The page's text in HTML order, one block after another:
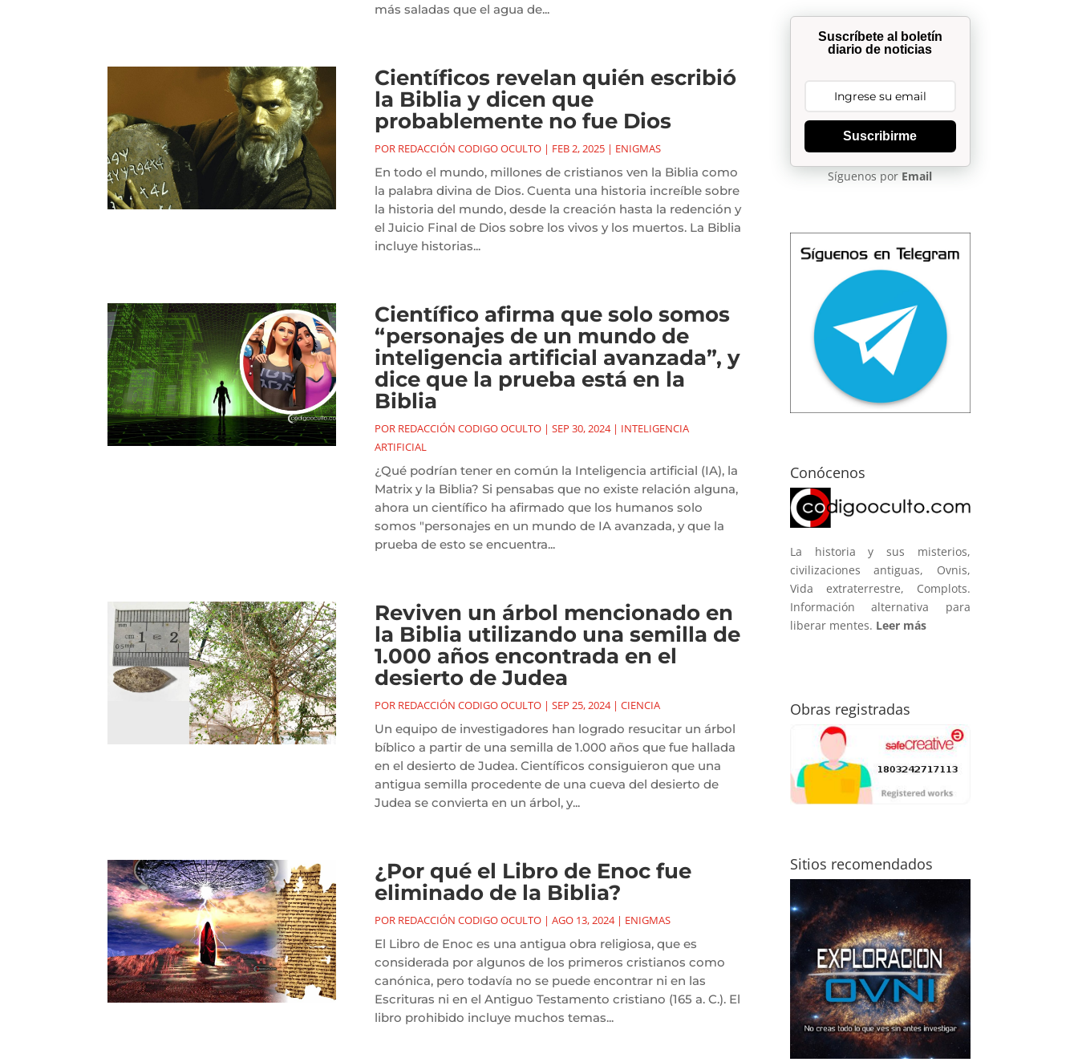
más saladas que el agua de...
Científicos revelan quién escribió
la Biblia y dicen que
probablemente no fue Dios
POR REDACCIÓN CODIGO OCULTO| FEB 2, 2025| ENIGMAS
En todo el mundo, millones de cristianos ven la Biblia como
la palabra divina de Dios. Cuenta una historia increíble sobre
la historia del mundo, desde la creación hasta la redención y
el Juicio Final de Dios sobre los vivos y los muertos. La Biblia
incluye historias...
Científico afirma que solo somos
“personajes de un mundo de
inteligencia artificial avanzada”, y
dice que la prueba está en la
Biblia
POR REDACCIÓN CODIGO OCULTO| SEP 30, 2024| INTELIGENCIA
ARTIFICIAL
¿Qué podrían tener en común la Inteligencia artificial (IA), la
Matrix y la Biblia? Si pensabas que no existe relación alguna,
ahora un científico ha afirmado que los humanos solo
somos "personajes en un mundo de IA avanzada, y que la
prueba de esto se encuentra...
Reviven un árbol mencionado en
la Biblia utilizando una semilla de
1.000 años encontrada en el
desierto de Judea
POR REDACCIÓN CODIGO OCULTO| SEP 25, 2024| CIENCIA
Un equipo de investigadores han logrado resucitar un árbol
bíblico a partir de una semilla de 1.000 años que fue hallada
en el desierto de Judea. Científicos consiguieron que una
antigua semilla procedente de una cueva del desierto de
Judea se convierta en un árbol, y...
¿Por qué el Libro de Enoc fue
eliminado de la Biblia?
POR REDACCIÓN CODIGO OCULTO| AGO 13, 2024| ENIGMAS
El Libro de Enoc es una antigua obra religiosa, que es
considerada por algunos de los primeros cristianos como
canónica, pero todavía no se puede encontrar ni en las
Escrituras ni en el Antiguo Testamento cristiano (165 a. C.). El
libro prohibido incluye muchos temas...
Suscríbete al boletín
diario de noticias
Suscribirme
Síguenos por Email
Conócenos
La historia y sus misterios,
civilizaciones antiguas, Ovnis,
Vida extraterrestre, Complots.
Información alternativa para
liberar mentes. Leer más
Obras registradas
Sitios recomendados